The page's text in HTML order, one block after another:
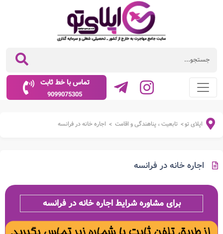
تماس با خط ثابت
9099075305
اپلای تو> تابعیت ، پناهندگی و اقامت > اجاره خانه در فرانسه
اجاره خانه در فرانسه
برای مشاوره شرایط اجاره خانه در فرانسه